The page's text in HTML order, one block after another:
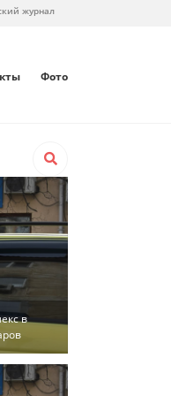
журнал
Фото
в